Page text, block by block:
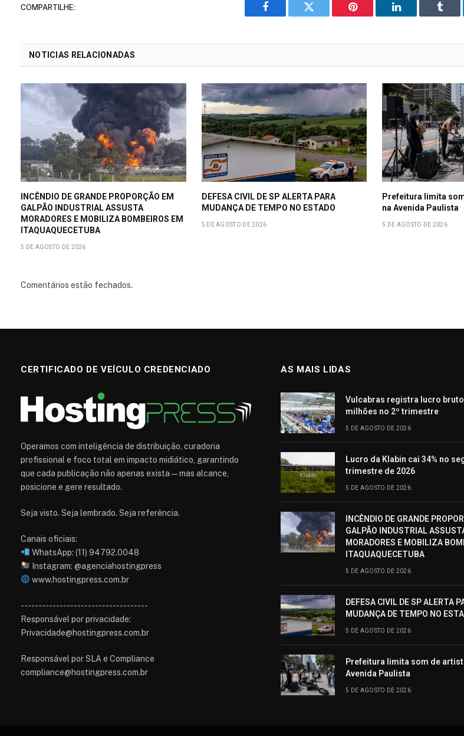
COMPARTILHE:
o
Twitter Pinterest LinkedIn
NOTICIAS RELACIONADAS
INCÊNDIO DE GRANDE PROPORÇÃO EM
GALPÃO INDUSTRIAL ASSUSTA
MORADORES E MOBILIZA BOMBEIROS EM
ITAQUAQUECETUBA
5 DE AGOSTO DE 2026
DEFESA CIVIL DE SP ALERTA PARA
MUDANÇA DE TEMPO NO ESTADO
5 DE AGOSTO DE 2026
Prefeitura limita
na Avenida Paulista
5 DE AGOSTO DE 2026
Comentários estão fechados.
CERTIFICADO DE VEÍCULO CREDENCIADO
Operamos com inteligência de distribuição, curadoria
profissional e foco total em impacto midiático, garantindo
que cada publicação não apenas exista — mas alcance,
posicione e gere resultado.
Seja visto. Seja lembrado. Seja referência.
Canais oficiais:
WhatsApp: (11) 94792.0048
Instagram: @agenciahostingpress
www.hostingpress.com.br⁠
------------------------------------
Responsável por privacidade:
Privacidade@hostingpress.com.br
Responsável por SLA e Compliance
compliance@hostingpress.com.br
AS MAIS LIDAS
Vulcabras registra lucro bruto
milhões no 2º trimestre
5 DE AGOSTO DE 2026
Lucro da Klabin cai 34% no
trimestre de 2026
5 DE AGOSTO DE 2026
INCÊNDIO DE GRANDE
GALPÃO INDUSTRIAL
MORADORES E MOBILIZA
ITAQUAQUECETUBA
5 DE AGOSTO DE 2026
DEFESA CIVIL DE SP ALERTA
MUDANÇA DE TEMPO NO
5 DE AGOSTO DE 2026
Prefeitura limita som de
Avenida Paulista
5 DE AGOSTO DE 2026